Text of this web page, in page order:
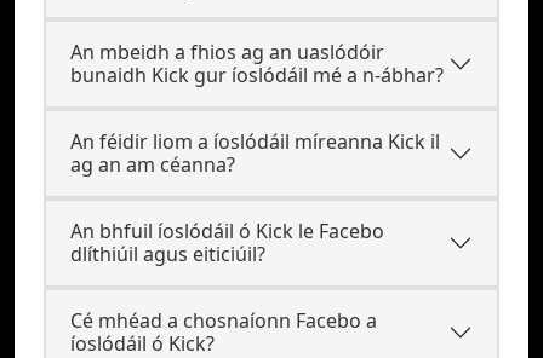
An mbeidh a fhios ag an uaslódóir
bunaidh Kick gur íoslódáil mé a n-ábhar?
An féidir liom a íoslódáil míreanna Kick il
ag an am céanna?
An bhfuil íoslódáil ó Kick le Facebo
dlíthiúil agus eiticiúil?
Cé mhéad a chosnaíonn Facebo a
íoslódáil ó Kick?